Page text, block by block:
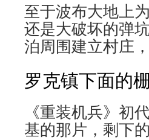
至于波布大地上
还是大破坏的弹
泊周围建立村庄
罗克镇下面的
《重装机兵》初
基的那片，剩下